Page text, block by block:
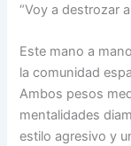
“Voy a destrozar
Este mano a
la comunidad
Ambos pesos
mentalidades
estilo agresivo y